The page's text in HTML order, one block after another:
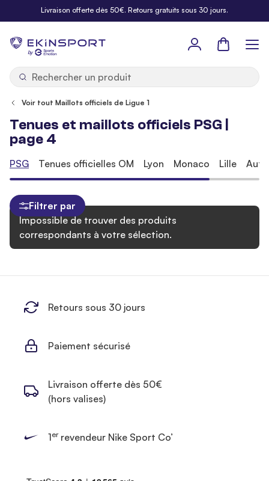
Allez au contenuLivraison offerte dès 50€. Retours gratuits sous 30 jours.
by
Panier
Voir tout Maillots officiels de Ligue 1
Tenues et maillots officiels PSG |
page 4
Impossible de trouver des produits
correspondants à votre sélection.
PSG Tenues officielles OM Lyon Monaco Lille
Filtrer par
Retours sous 30 jours
Paiement sécurisé
Livraison offerte dès 50€
(hors valises)
1errevendeur Nike Sport Co’